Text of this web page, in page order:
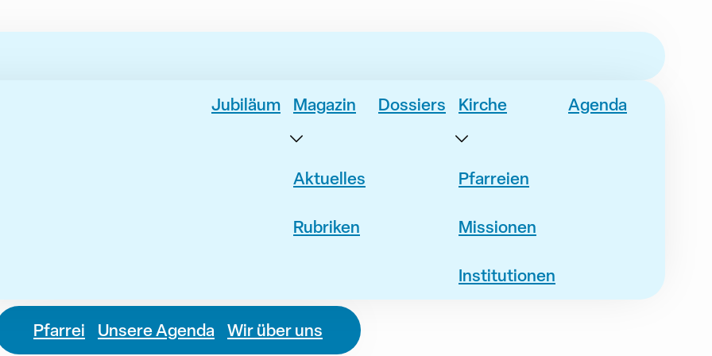
Jubiläum Magazin
Aktuelles
Rubriken
Dossiers Kirche
Pfarreien
Missionen
Institutionen
Agenda
Pfarrei Unsere Agenda Wir über uns